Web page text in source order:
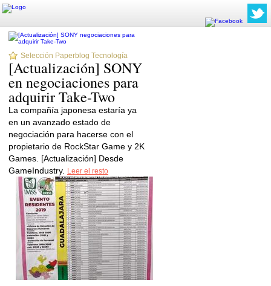
Selección Paperblog Tecnología
[Actualización] SONY
en negociaciones para
adquirir Take-Two
La compañía japonesa estaría ya
en un avanzado estado de
negociación para hacerse con el
propietario de RockStar Game y 2K
Games. [Actualización] Desde
GameIndustry.
Leer el resto